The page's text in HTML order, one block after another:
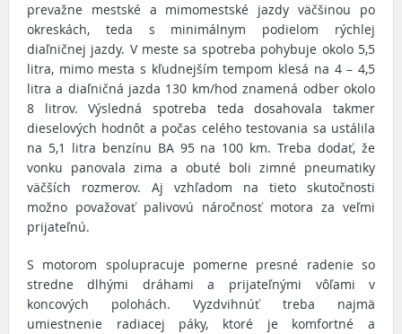
prevažne mestské a mimomestské jazdy väčšinou po
okreskách, teda s minimálnym podielom rýchlej
diaľničnej jazdy. V meste sa spotreba pohybuje okolo 5,5
litra, mimo mesta s kľudnejším tempom klesá na 4 – 4,5
litra a diaľničná jazda 130 km/hod znamená odber okolo
8 litrov. Výsledná spotreba teda dosahovala takmer
dieselových hodnôt a počas celého testovania sa ustálila
na 5,1 litra benzínu BA 95 na 100 km. Treba dodať, že
vonku panovala zima a obuté boli zimné pneumatiky
väčších rozmerov. Aj vzhľadom na tieto skutočnosti
možno považovať palivovú náročnosť motora za veľmi
prijateľnú.
S motorom spolupracuje pomerne presné radenie so
stredne dlhými dráhami a prijateľnými vôľami v
koncových polohách. Vyzdvihnúť treba najmä
umiestnenie radiacej páky, ktoré je komfortné a